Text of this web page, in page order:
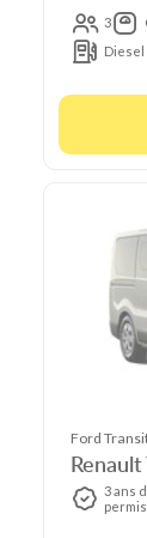
3
Diesel
Ford
3 ans
permis